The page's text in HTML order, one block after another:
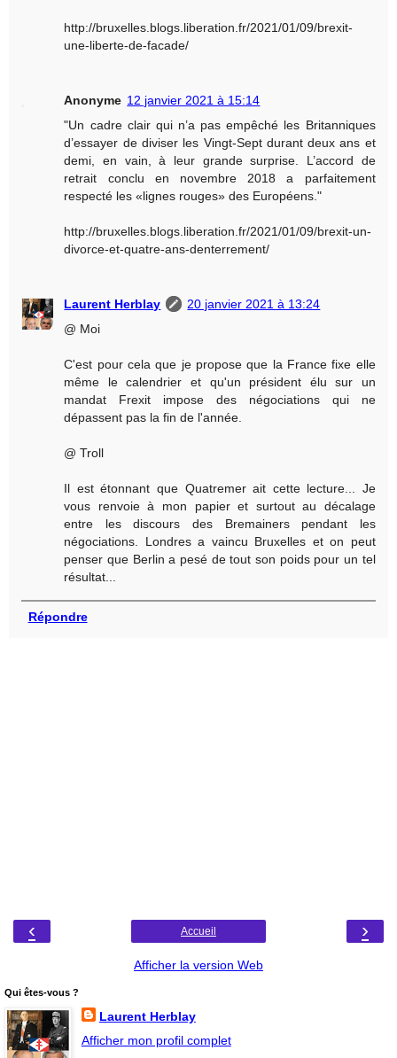
http://bruxelles.blogs.liberation.fr/2021/01/09/brexit-
une-liberte-de-facade/
Anonyme 12 janvier 2021 à 15:14
"Un cadre clair qui n’a pas empêché les Britanniques
d’essayer de diviser les Vingt-Sept durant deux ans et
demi, en vain, à leur grande surprise. L’accord de
retrait conclu en novembre 2018 a parfaitement
respecté les «lignes rouges» des Européens."
http://bruxelles.blogs.liberation.fr/2021/01/09/brexit-un-
divorce-et-quatre-ans-denterrement/
Laurent Herblay
20 janvier 2021 à 13:24
@ Moi
C'est pour cela que je propose que la France fixe elle
même le calendrier et qu'un président élu sur un
mandat Frexit impose des négociations qui ne
dépassent pas la fin de l'année.
@ Troll
Il est étonnant que Quatremer ait cette lecture... Je
vous renvoie à mon papier et surtout au décalage
entre les discours des Bremainers pendant les
négociations. Londres a vaincu Bruxelles et on peut
penser que Berlin a pesé de tout son poids pour un tel
résultat...
Répondre
‹ ›
Accueil
Afficher la version Web
Qui êtes-vous ?
Laurent Herblay
Afficher mon profil complet